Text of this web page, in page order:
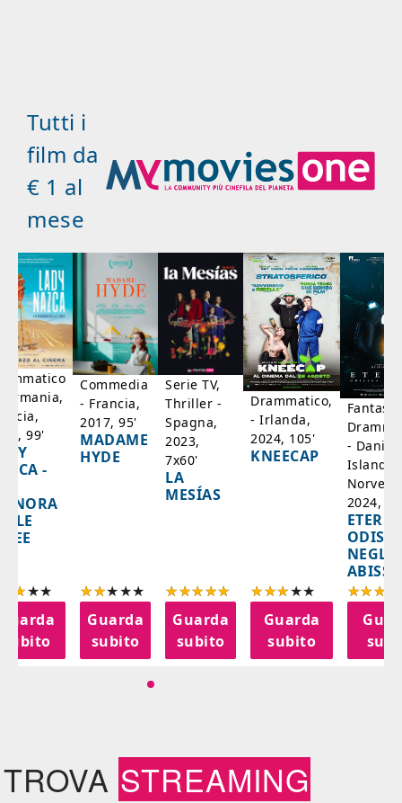
Tutti i
film da
€ 1 al
mese
99'
-
subito
Commedia
- Francia,
2017, 95'
MADAME
HYDE
Guarda
subito
Serie TV,
Thriller -
Spagna,
2023,
7x60'
LA
MESÍAS
Guarda
subito
Drammatico,
- Irlanda,
2024, 105'
KNEECAP
Guarda
subito
-
Islanda,
2024,
NEGLI
ABISSI
TROVA STREAMING